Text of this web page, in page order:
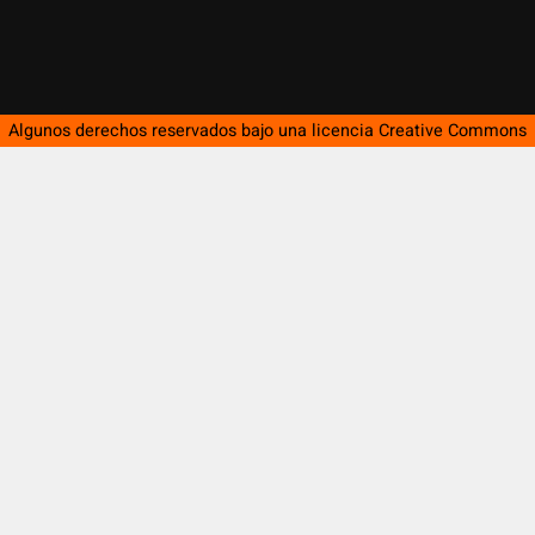
Algunos derechos reservados bajo una licencia Creative Commons